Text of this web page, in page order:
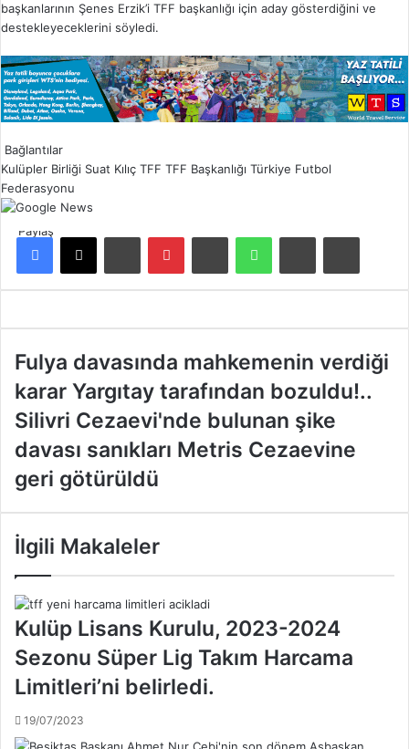
başkanlarının Şenes Erzik’i TFF başkanlığı için aday gösterdiğini ve
destekleyeceklerini söyledi.
Bağlantılar
Kulüpler Birliği Suat Kılıç TFF TFF Başkanlığı Türkiye Futbol
Federasyonu
Paylaş
F
y
a
d
a
v
a
a
m
h
k
m
e
Fulya davasında mahkemenin verdiği
karar Yargıtay tarafından bozuldu!..
S
l
i
v
r
a
e
i
'
d
e
Silivri Cezaevi'nde bulunan şike
davası sanıkları Metris Cezaevine
geri götürüldü
İlgili Makaleler
Kulüp Lisans Kurulu, 2023-2024
Sezonu Süper Lig Takım Harcama
Limitleri’ni belirledi.
19/07/2023